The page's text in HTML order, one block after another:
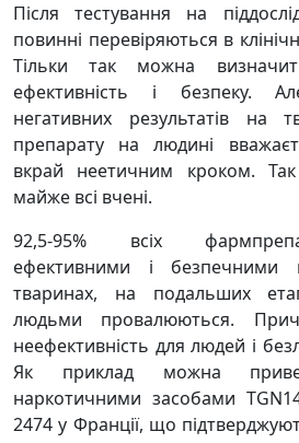
Після тестування на
повинні перевіряються в
Тільки так можна
ефективність і безпеку.
негативних результатів на
препарату на людині
вкрай неетичним кроком. Так
майже всі вчені.
92,5-95% всіх
ефективними і безпечними
тваринах, на подальших
людьми провалюються.
неефективність для людей і
Як приклад можна
наркотичними засобами
2474 у Франції, що